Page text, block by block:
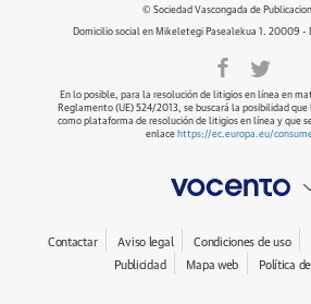
© Sociedad Vascongada de
Domicilio social en Mikeletegi Pasealekua 1. 20009 -
En lo posible, para la resolución de litigios en línea en
Reglamento (UE) 524/2013, se buscará la posibilidad que
como plataforma de resolución de litigios en línea y que
enlace https://ec.europa.eu/
Contactar Aviso legal Condiciones de uso
Publicidad
Mapa web Política